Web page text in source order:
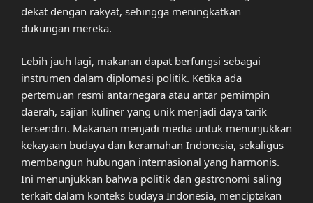
dekat dengan rakyat, sehingga meningkatkan
dukungan mereka.
Lebih jauh lagi, makanan dapat berfungsi sebagai
instrumen dalam diplomasi politik. Ketika ada
pertemuan resmi antarnegara atau antar pemimpin
daerah, sajian kuliner yang unik menjadi daya tarik
tersendiri. Makanan menjadi media untuk menunjukkan
kekayaan budaya dan keramahan Indonesia, sekaligus
membangun hubungan internasional yang harmonis.
Ini menunjukkan bahwa politik dan gastronomi saling
terkait dalam konteks budaya Indonesia, menciptakan